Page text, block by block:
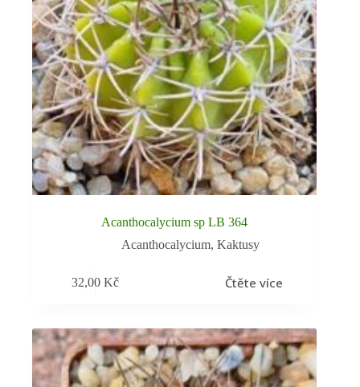
Acanthocalycium sp LB 364
Acanthocalycium,Kaktusy
32,00Kč Čtěte více